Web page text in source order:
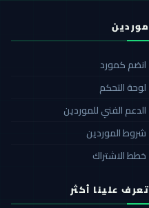
موردين
انضم كمورد
لوحة التحكم
الدعم الفني للموردين
شروط الموردين
خطط الاشتراك
تعرف علينا أكثر